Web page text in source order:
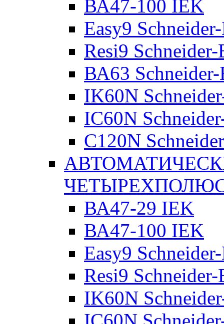
ВА47-100 IEK
Easy9
Resi9
ВА63
IK60N
IC60N
C120N
ВА47-29 IEK
ВА47-100 IEK
Easy9
Resi9
IK60N